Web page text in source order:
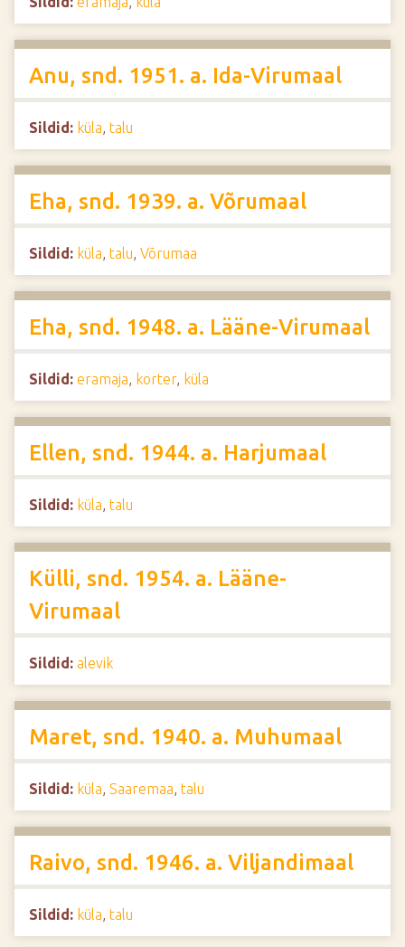
Anu, snd. 1951. a. Ida-Virumaal
Sildid: küla, talu
Eha, snd. 1939. a. Võrumaal
Sildid: küla, talu, Võrumaa
Eha, snd. 1948. a. Lääne-Virumaal
Sildid: eramaja, korter, küla
Ellen, snd. 1944. a. Harjumaal
Sildid: küla, talu
Külli, snd. 1954. a. Lääne-
Virumaal
Sildid: alevik
Maret, snd. 1940. a. Muhumaal
Sildid: küla, Saaremaa, talu
Raivo, snd. 1946. a. Viljandimaal
Sildid: küla, talu